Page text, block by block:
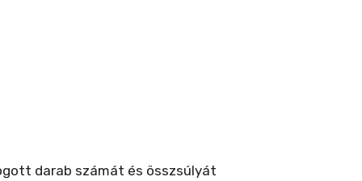
darab számát és összsúlyát